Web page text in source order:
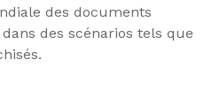
des documents
des scénarios tels que